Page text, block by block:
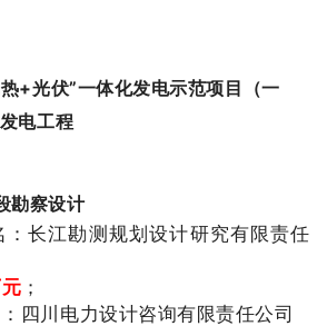
+光伏”一体化发电示范项目（一
电工程
勘察设计
长江勘测规划设计研究有限责任
；
四川电力设计咨询有限责任公司